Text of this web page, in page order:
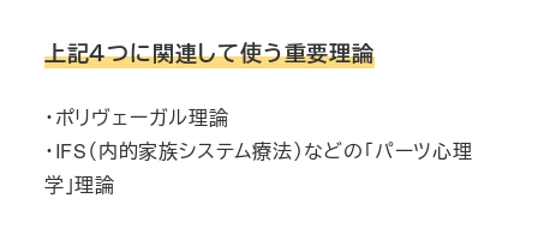
上記４つに関連して使う重要理論
・ポリヴェーガル理論
・IFS（内的家族システム療法）などの「パーツ心理
学」理論